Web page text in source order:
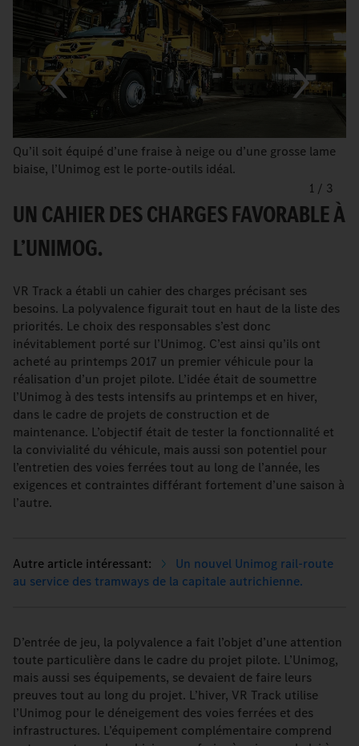
Qu’il soit équipé d’une fraise à neige ou d’une grosse lame
biaise, l’Unimog est le porte-outils idéal.
1 / 3
UN CAHIER DES CHARGES FAVORABLE À
L’UNIMOG.
VR Track a établi un cahier des charges précisant ses
besoins. La polyvalence figurait tout en haut de la liste des
priorités. Le choix des responsables s’est donc
inévitablement porté sur l’Unimog. C’est ainsi qu’ils ont
acheté au printemps 2017 un premier véhicule pour la
réalisation d’un projet pilote. L’idée était de soumettre
l’Unimog à des tests intensifs au printemps et en hiver,
dans le cadre de projets de construction et de
maintenance. L’objectif était de tester la fonctionnalité et
la convivialité du véhicule, mais aussi son potentiel pour
l’entretien des voies ferrées tout au long de l’année, les
exigences et contraintes différant fortement d’une saison à
l’autre.
Un nouvel Unimog rail-route
au service des tramways de la capitale autrichienne.
D’entrée de jeu, la polyvalence a fait l’objet d’une attention
toute particulière dans le cadre du projet pilote. L’Unimog,
mais aussi ses équipements, se devaient de faire leurs
preuves tout au long du projet. L’hiver, VR Track utilise
l’Unimog pour le déneigement des voies ferrées et des
infrastructures. L’équipement complémentaire comprend